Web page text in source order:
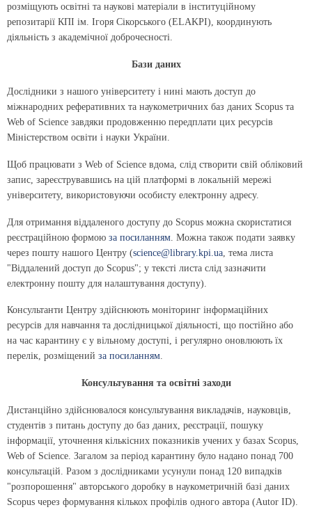
розміщують освітні та наукові матеріали в інституційному
репозитарії КПІ ім. Ігоря Сікорського (ELAKPI), координують
діяльність з академічної доброчесності.
Бази даних
Дослідники з нашого університету і нині мають доступ до
міжнародних реферативних та наукометричних баз даних Scopus та
Web of Science завдяки продовженню передплати цих ресурсів
Міністерством освіти і науки України.
Щоб працювати з Web of Science вдома, слід створити свій обліковий
запис, зареєструвавшись на цій платформі в локальній мережі
університету, використовуючи особисту електронну адресу.
Для отримання віддаленого доступу до Scopus можна скористатися
реєстраційною формою за посиланням . Можна також подати заявку
через пошту нашого Центру (science@library.kpi.ua , тема листа
"Віддалений доступ до Scopus"; у тексті листа слід зазначити
електронну пошту для налаштування доступу).
Консультанти Центру здійснюють моніторинг інформаційних
ресурсів для навчання та дослідницької діяльності, що постійно або
на час карантину є у вільному доступі, і регулярно оновлюють їх
перелік, розміщений за посиланням.
Консультування та освітні заходи
Дистанційно здійснювалося консультування викладачів, науковців,
студентів з питань доступу до баз даних, реєстрації, пошуку
інформації, уточнення кількісних показників учених у базах Scopus,
Web of Science. Загалом за період карантину було надано понад 700
консультацій. Разом з дослідниками усунули понад 120 випадків
"розпорошення" авторського доробку в наукометричній базі даних
Scopus через формування кількох профілів одного автора (Autor ID).